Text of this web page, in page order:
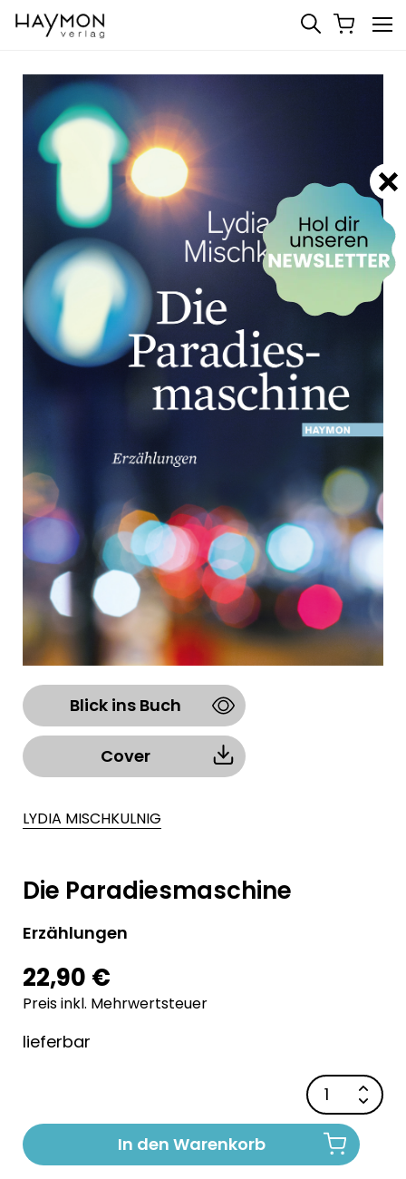
Blick ins Buch
Cover
LYDIA MISCHKULNIG
Die Paradiesmaschine
Erzählungen
22,90 €
Preis inkl. Mehrwertsteuer
lieferbar
In den Warenkorb